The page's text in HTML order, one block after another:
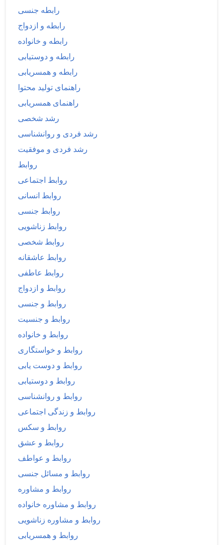
رابطه جنسی
رابطه و ازدواج
رابطه و خانواده
رابطه و دوستیابی
رابطه و همسریابی
راهنمای تولید محتوا
راهنمای همسریابی
رشد شخصی
رشد فردی و روانشناسی
رشد فردی و موفقیت
روابط
روابط اجتماعی
روابط انسانی
روابط جنسی
روابط زناشویی
روابط شخصی
روابط عاشقانه
روابط عاطفی
روابط و ازدواج
روابط و جنسی
روابط و جنسیت
روابط و خانواده
روابط و خواستگاری
روابط و دوست یابی
روابط و دوستیابی
روابط و روانشناسی
روابط و زندگی اجتماعی
روابط و سکس
روابط و عشق
روابط و عواطف
روابط و مسائل جنسی
روابط و مشاوره
روابط و مشاوره خانواده
روابط و مشاوره زناشویی
روابط و همسریابی